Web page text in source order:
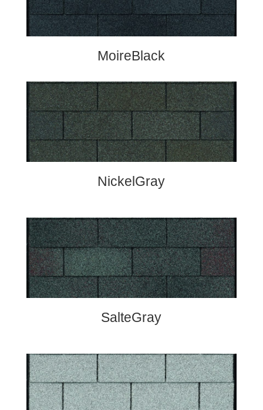
MoireBlack
NickelGray
SalteGray